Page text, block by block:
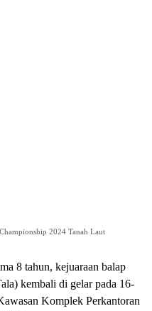
2024 Tanah Laut
8 tahun, kejuaraan balap
kembali di gelar pada 16-
Komplek Perkantoran